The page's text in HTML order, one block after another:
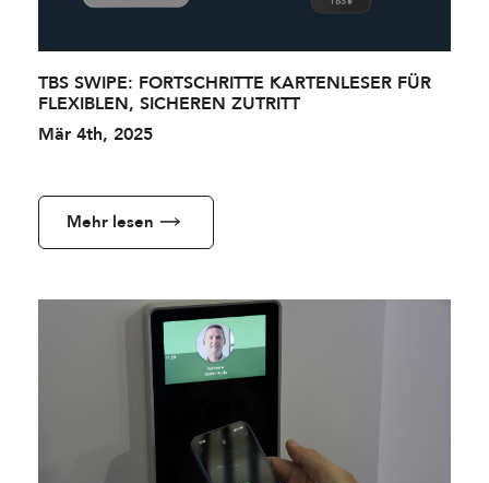
TBS SWIPE: FORTSCHRITTE KARTENLESER FÜR
FLEXIBLEN, SICHEREN ZUTRITT
Mär 4th, 2025
Mehr lesen